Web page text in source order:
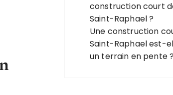
construction court
Saint-Raphael ?
Une construction
Saint-Raphael est-
un terrain en pente ?